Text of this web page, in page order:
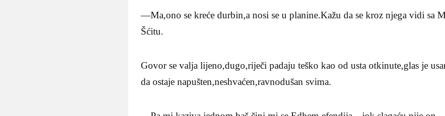
—Ma,ono se kreće durbin,a nosi se u planine.Kažu da se kroz njega vidi sa
Šćitu.
Govor se valja lijeno,dugo,riječi padaju teško kao od usta otkinute,glas je
da ostaje napušten,neshvaćen,ravnodušan svima.